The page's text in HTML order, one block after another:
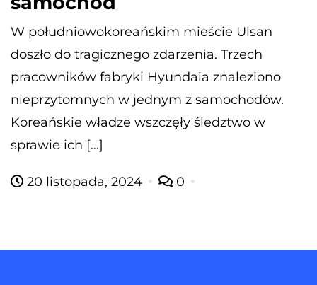
W południowokoreańskim mieście Ulsan
doszło do tragicznego zdarzenia. Trzech
pracowników fabryki Hyundaia znaleziono
nieprzytomnych w jednym z samochodów.
Koreańskie władze wszczęły śledztwo w
sprawie ich […]
20 listopada, 2024 0